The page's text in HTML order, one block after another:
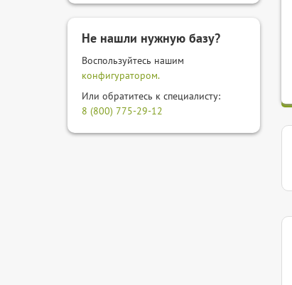
Не нашли нужную базу?
Воспользуйтесь нашим
конфигуратором.
Или обратитесь к специалисту:
8 (800) 775-29-12